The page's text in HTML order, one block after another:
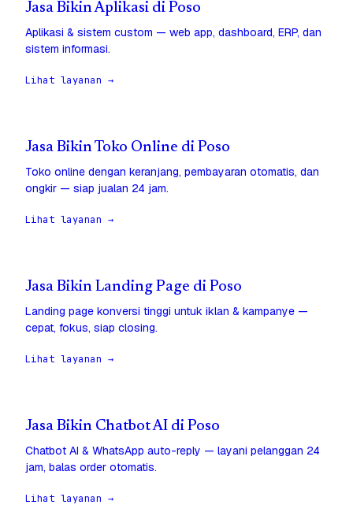
Jasa Bikin Aplikasi di Poso
Aplikasi & sistem custom — web app, dashboard, ERP, dan
sistem informasi.
Lihat layanan →
Jasa Bikin Toko Online di Poso
Toko online dengan keranjang, pembayaran otomatis, dan
ongkir — siap jualan 24 jam.
Lihat layanan →
Jasa Bikin Landing Page di Poso
Landing page konversi tinggi untuk iklan & kampanye —
cepat, fokus, siap closing.
Lihat layanan →
Jasa Bikin Chatbot AI di Poso
Chatbot AI & WhatsApp auto-reply — layani pelanggan 24
jam, balas order otomatis.
Lihat layanan →